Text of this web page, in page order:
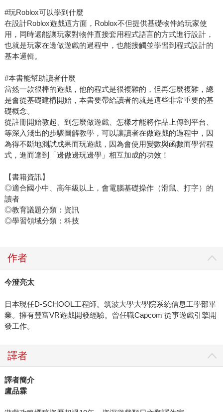
#玩Roblox可以學到什麼
在設計Roblox遊戲這方面，Roblox不但提供基礎物件給玩家使
用，同時還能讓玩家對物件直接套用程式語言的方式進行設計，
也就是玩家在邊做遊戲的過程中，也能接觸並學習到程式設計的
基本邏輯。
#本書能幫助讀者什麼
當然一款很棒的遊戲，他的程式是很複雜的，但再怎麼複雜，總
是會從基礎建構開始，本書要帶給讀者的就是這些非常重要的基
礎概念。
從註冊開始教起、到怎麼做遊戲、怎樣才能將作品上傳到平台、
等深入淺出的步驟圖解教學，可以讓讀者在做遊戲的過程中，因
為得不斷地測試成果而玩遊戲，因為會使用變數與函數而學習程
式，進而達到「邊做邊玩邊學」相互加成的功效！
【書籍資訊】
◎適合國小中、高年級以上，會電腦基礎操作（滑鼠、打字）的
讀者
◎教育議題分類：資訊
◎學習領域分類：科技
作者
今澄亮太
日本現任D-SCHOOL工程師。筑波大學大學院系統信息工學部畢
業。擁有豐富VR遊戲開發經驗。曾任職Capcom 從事遊戲引擎開
發工作。
譯者
譯者簡介
盧品霖